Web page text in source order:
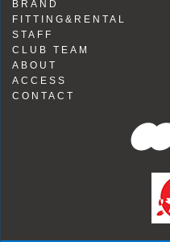
BRAND
FITTING&RENTAL
STAFF
CLUB TEAM
ABOUT
ACCESS
CONTACT